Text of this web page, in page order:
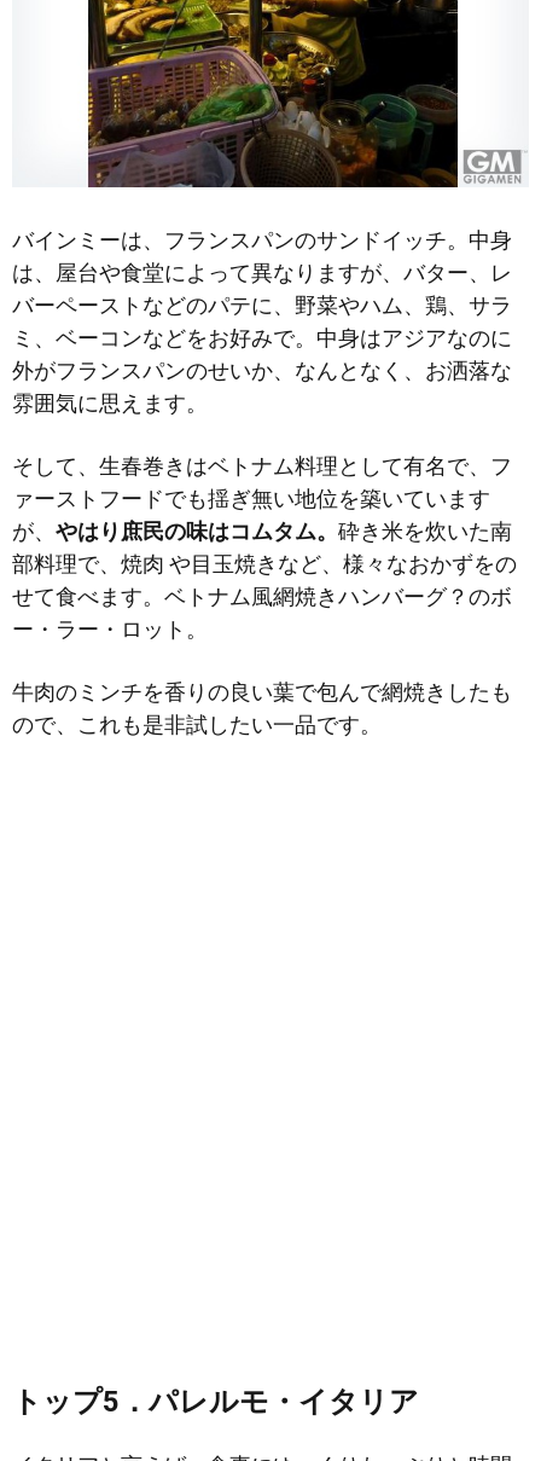
バインミーは、フランスパンのサンドイッチ。中身
は、屋台や食堂によって異なりますが、バター、レ
バーペーストなどのパテに、野菜やハム、鶏、サラ
ミ、ベーコンなどをお好みで。中身はアジアなのに
外がフランスパンのせいか、なんとなく、お洒落な
雰囲気に思えます。
そして、生春巻きはベトナム料理として有名で、フ
ァーストフードでも揺ぎ無い地位を築いています
が、 やはり庶民の味はコムタム。 砕き米を炊いた南
部料理で、焼肉 や目玉焼きなど、様々なおかずをの
せて食べます。ベトナム風網焼きハンバーグ？のボ
ー・ラー・ロット。
牛肉のミンチを香りの良い葉で包んで網焼きしたも
ので、これも是非試したい一品です。
トップ5．パレルモ・イタリア